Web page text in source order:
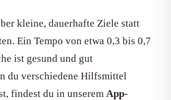
kleine, dauerhafte Ziele statt
Ein Tempo von etwa 0,3 bis 0,7
ist gesund und gut
du verschiedene Hilfsmittel
findest du in unserem App-